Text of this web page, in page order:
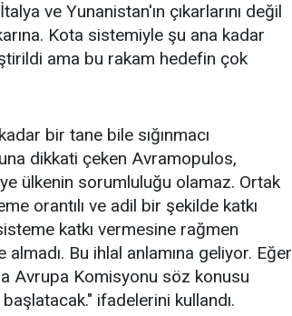
ve Yunanistan'ın çıkarlarını değil
Kota sistemiyle şu ana kadar
ama bu rakam hedefin çok
bir tane bile sığınmacı
dikkati çeken Avramopulos,
ülkenin sorumluluğu olamaz. Ortak
orantılı ve adil bir şekilde katkı
katkı vermesine rağmen
Bu ihlal anlamına geliyor. Eğer
Avrupa Komisyonu söz konusu
ifadelerini kullandı.